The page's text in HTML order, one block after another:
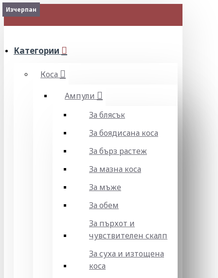
МЕНЮ
Категории
Коса
Ампули
За блясък
За боядисана коса
За бърз растеж
За мазна коса
За мъже
За обем
За пърхот и
чувствителен скалп
За суха и изтощена
коса
Изчерпан
2-3 Days
Изчерпан
Изчерпан
Изчерпан